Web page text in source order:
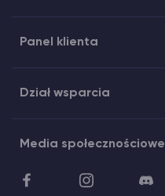
Panel klienta
Dział wsparcia
Media społecznościowe